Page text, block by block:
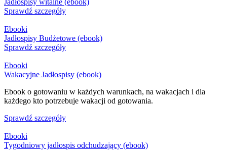
Sprawdź szczegóły
Ebooki
Jadłospisy Budżetowe (ebook)
Sprawdź szczegóły
Ebooki
Wakacyjne Jadłospisy (ebook)
Ebook o gotowaniu w każdych warunkach, na wakacjach i dla
każdego kto potrzebuje wakacji od gotowania.
Sprawdź szczegóły
Ebooki
Tygodniowy jadłospis odchudzający (ebook)